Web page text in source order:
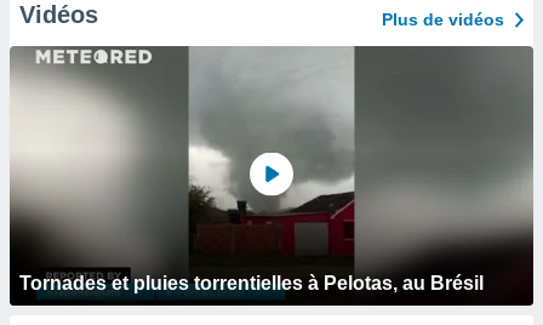
Vidéos Plus de vidéos
Tornades et pluies torrentielles à Pelotas, au Brésil